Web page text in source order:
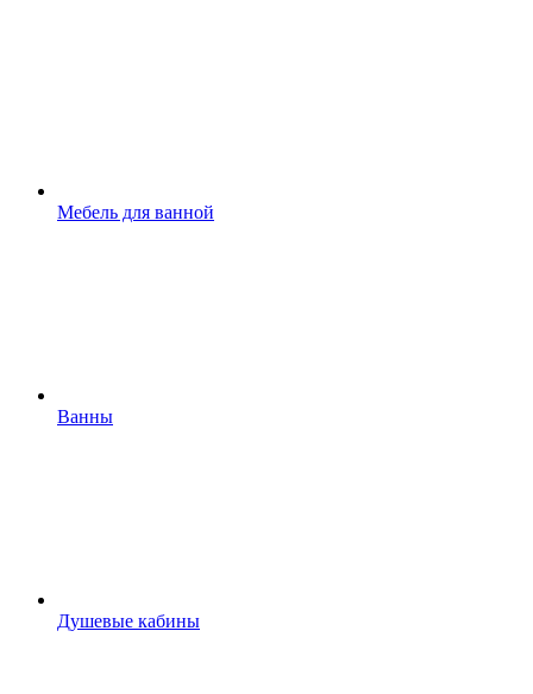
Мебель для ванной
Ванны
Душевые кабины